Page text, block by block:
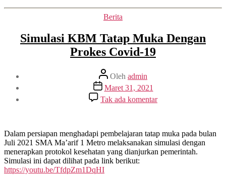
Kategori
Berita
Simulasi KBM Tatap Muka Dengan
Prokes Covid-19
Penulis
artikel
Oleh admin
Tanggal
artikel
Maret 31, 2021
Tak ada komentarpada
Simulasi
Muka
Dengan
Prokes
Dalam persiapan menghadapi pembelajaran tatap muka pada bulan
Juli 2021 SMA Ma’arif 1 Metro melaksanakan simulasi dengan
menerapkan protokol kesehatan yang dianjurkan pemerintah.
Simulasi ini dapat dilihat pada link berikut:
https://youtu.be/TfdpZm1DqHI